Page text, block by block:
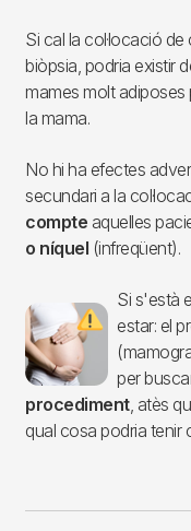
Si cal la col·locació
biòpsia, podria existir
mames molt
la mama.
No hi ha efectes
secundari a la
compte aquelles
o níquel (infreqüent).
Imagen
Si s'està
estar: el
per
procediment, atès
qual cosa podria tenir